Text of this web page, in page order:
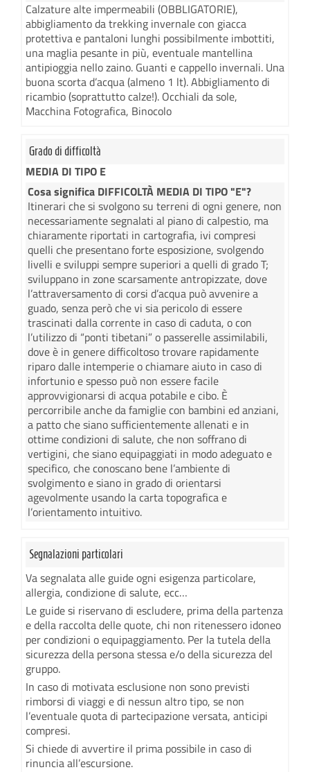
Calzature alte impermeabili (OBBLIGATORIE),
abbigliamento da trekking invernale con giacca
protettiva e pantaloni lunghi possibilmente imbottiti,
una maglia pesante in più, eventuale mantellina
antipioggia nello zaino. Guanti e cappello invernali. Una
buona scorta d’acqua (almeno 1 lt). Abbigliamento di
ricambio (soprattutto calze!). Occhiali da sole,
Macchina Fotografica, Binocolo
Grado di difficoltà
MEDIA DI TIPO E
Cosa significa DIFFICOLTÀ MEDIA DI TIPO "E"?
Itinerari che si svolgono su terreni di ogni genere, non
necessariamente segnalati al piano di calpestio, ma
chiaramente riportati in cartografia, ivi compresi
quelli che presentano forte esposizione, svolgendo
livelli e sviluppi sempre superiori a quelli di grado T;
sviluppano in zone scarsamente antropizzate, dove
l’attraversamento di corsi d’acqua può avvenire a
guado, senza però che vi sia pericolo di essere
trascinati dalla corrente in caso di caduta, o con
l’utilizzo di “ponti tibetani” o passerelle assimilabili,
dove è in genere difficoltoso trovare rapidamente
riparo dalle intemperie o chiamare aiuto in caso di
infortunio e spesso può non essere facile
approvvigionarsi di acqua potabile e cibo. È
percorribile anche da famiglie con bambini ed anziani,
a patto che siano sufficientemente allenati e in
ottime condizioni di salute, che non soffrano di
vertigini, che siano equipaggiati in modo adeguato e
specifico, che conoscano bene l’ambiente di
svolgimento e siano in grado di orientarsi
agevolmente usando la carta topografica e
l’orientamento intuitivo.
Segnalazioni particolari
Va segnalata alle guide ogni esigenza particolare,
allergia, condizione di salute, ecc…
Le guide si riservano di escludere, prima della partenza
e della raccolta delle quote, chi non ritenessero idoneo
per condizioni o equipaggiamento. Per la tutela della
sicurezza della persona stessa e/o della sicurezza del
gruppo.
In caso di motivata esclusione non sono previsti
rimborsi di viaggi e di nessun altro tipo, se non
l’eventuale quota di partecipazione versata, anticipi
compresi.
Si chiede di avvertire il prima possibile in caso di
rinuncia all’escursione.